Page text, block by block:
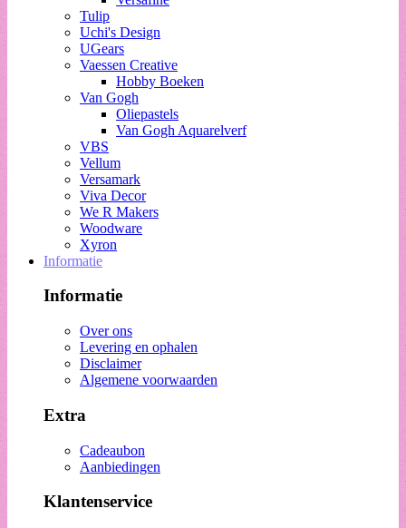
Tulip
Uchi's Design
UGears
Vaessen Creative
Hobby Boeken
Van Gogh
Oliepastels
Van Gogh Aquarelverf
VBS
Vellum
Versamark
Viva Decor
We R Makers
Woodware
Xyron
Informatie
Informatie
Over ons
Levering en ophalen
Disclaimer
Algemene voorwaarden
Extra
Cadeaubon
Aanbiedingen
Klantenservice